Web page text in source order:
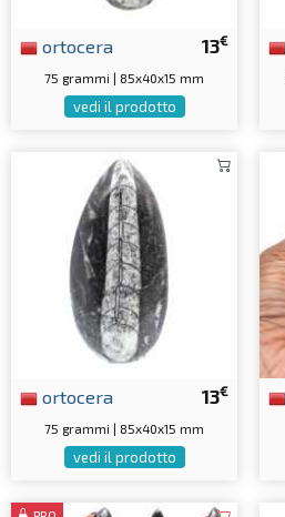
13€
ortocera
75 grammi | 85x40x15 mm
vedi il prodotto
13€
ortocera
75 grammi | 85x40x15 mm
vedi il prodotto